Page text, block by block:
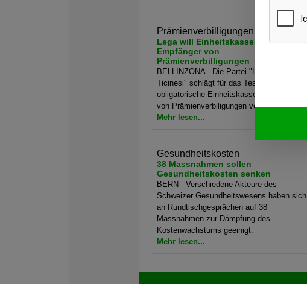
Prämienverbilligungen
Lega will Einheitskasse für
Empfänger von
Prämienverbilligungen
BELLINZONA - Die Partei "Lega dei
Ticinesi" schlägt für das Tessin eine
obligatorische Einheitskasse für Empfänger
von Prämienverbiligungen vor.
Mehr lesen...
Gesundheitskosten
38 Massnahmen sollen
Gesundheitskosten senken
BERN - Verschiedene Akteure des
Schweizer Gesundheitswesens haben sich
an Rundtischgesprächen auf 38
Massnahmen zur Dämpfung des
Kostenwachstums geeinigt.
Mehr lesen...